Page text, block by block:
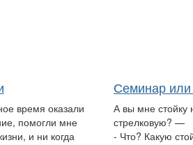
время оказали
помогли мне
и ни когда
Семинар или
А вы мне стойку
стрелковую? —
- Что? Какую